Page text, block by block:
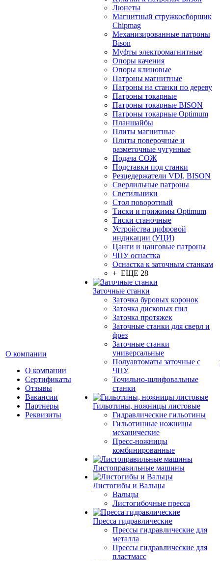
О компании
О компании
Сертификаты
Отзывы
Вакансии
Партнеры
Реквизиты
Люнеты
Магнитный стружкосборщик
Chipmag
Механизированные патроны
Bison
Муфты электромагнитные
Опоры качения
Опоры клиновые
Патроны магнитные
Патроны на станки по дереву
Патроны токарные
Патроны токарные BISON
Патроны токарные Optimum
Планшайбы
Плиты магнитные
Плиты поверочные и
разметочные чугунные
Подача СОЖ
Подставки под станки
Резцедержатели VDI, BISON
Сверлильные патроны
Светильники
Стол поворотный
Тиски и прижимы Optimum
Тиски станочные
Устройства цифровой
индикации (УЦИ)
Цанги и цанговые патроны
ЧПУ оснастка
Оснастка к заточным станкам
+ ЕЩЕ 28
Заточные станки
Заточка буровых коронок
Заточка дисковых пил
Заточка протяжек
Заточные станки для сверл и
фрез
Заточные станки
универсальные
Полуавтоматы заточные с
ЧПУ
Точильно-шлифовальные
станки
Гильотины, ножницы листовые
Гидравлические гильотины
Гильотинные ножницы
механические
Пресс-ножницы
комбинированные
Листоправильные машины
Листогибы и Вальцы
Вальцы
Листогибочные пресса
Пресса гидравлические
Прессы гидравлические для
металла
Прессы гидравлические для
пластмасс